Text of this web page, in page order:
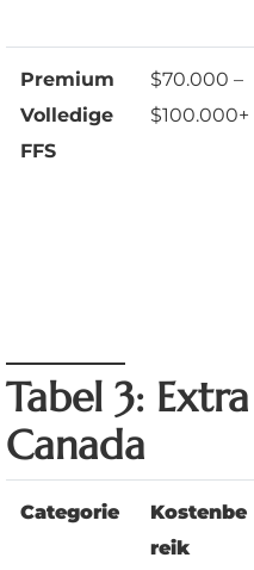
Premium
Volledige
FFS
$70.000 –
$100.000+
Tabel 3:
Canada
Categorie
Kostenbe
reik